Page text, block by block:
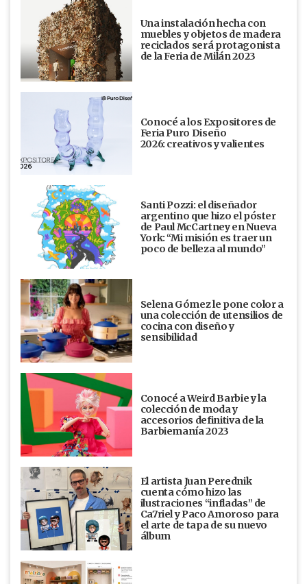
Una instalación hecha con
muebles y objetos de madera
reciclados será protagonista
de la Feria de Milán 2023
Conocé a los Expositores de
Feria Puro Diseño
2026: creativos y valientes
Santi Pozzi: el diseñador
argentino que hizo el póster
de Paul McCartney en Nueva
York: “Mi misión es traer un
poco de belleza al mundo”
Selena Gómez le pone color a
una colección de utensilios de
cocina con diseño y
sensibilidad
Conocé a Weird Barbie y la
colección de moda y
accesorios definitiva de la
Barbiemanía 2023
El artista Juan Perednik
cuenta cómo hizo las
ilustraciones “infladas” de
Ca7riel y Paco Amoroso para
el arte de tapa de su nuevo
álbum